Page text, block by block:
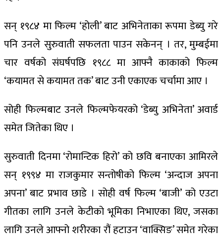
सन् १९८४ मा फिल्म ‘होली’ बाट अभिनेताका रूपमा डेब्यु गरे
पनि उनले सुरुवाती सफलता पाउन सकेनन् । तर, मुम्बईमा
चार वर्षको संघर्षपछि १९८८ मा आफ्नै काकाको फिल्म
‘कयामत से कयामत तक’ बाट उनी एकाएक चर्चामा आए ।
सोही फिल्मबाट उनले फिल्मफेयरको ‘डेब्यु अभिनेता’ अवार्ड
समेत जितेका थिए ।
सुरुवाती दिनमा ‘रोमान्टिक हिरो’ को छवि बनाएका आमिरले
सन् १९९४ मा राजकुमार सन्तोषीको फिल्म ‘अन्दाज अपना
अपना’ बाट प्रभाव छाडे । सोही वर्ष फिल्म ‘बाजी’ को एउटा
गीतका लागि उनले केटीको भूमिका निभाएका थिए, जसका
लागि उनले आफ्नो शरीरका रौं हटाउन ‘वाक्सिङ’ समेत गरेका